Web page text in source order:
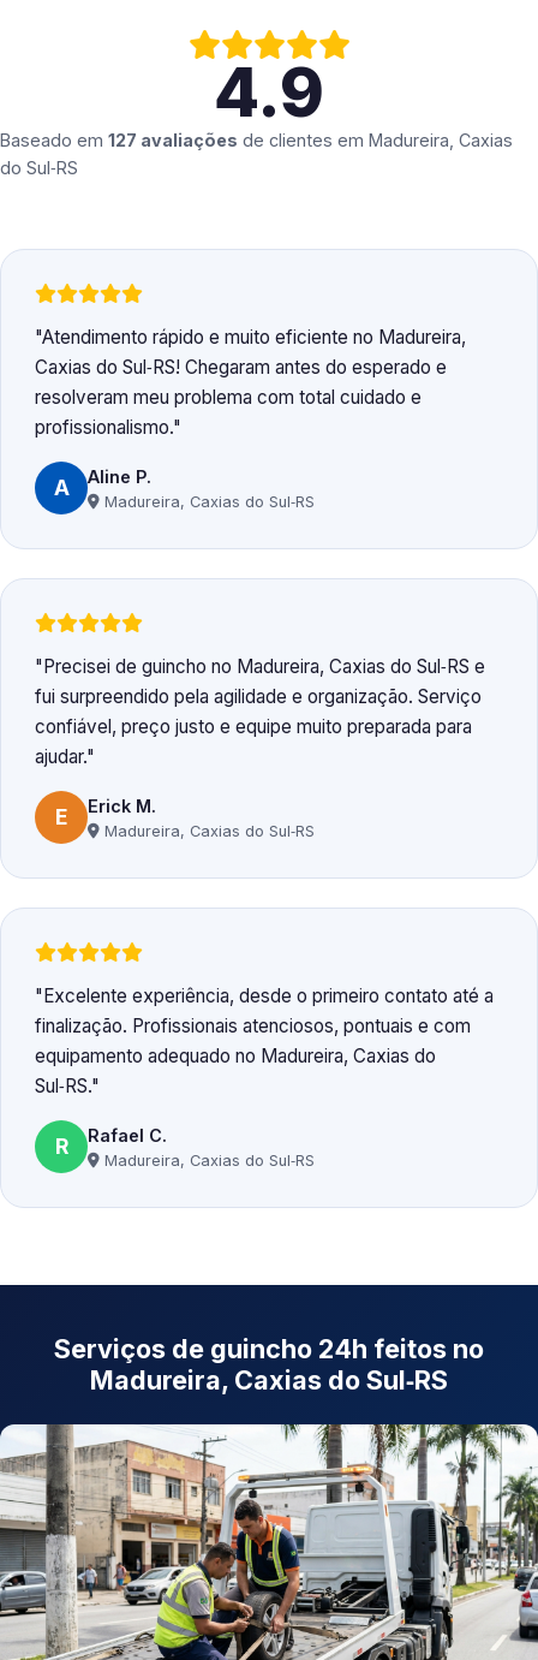
4.9
Baseado em 127 avaliações de clientes em Madureira, Caxias
do Sul‑RS
Atendimento rápido e muito eficiente no Madureira,
Caxias do Sul‑RS! Chegaram antes do esperado e
resolveram meu problema com total cuidado e
profissionalismo.
A Aline P.
Madureira, Caxias do Sul‑RS
Precisei de guincho no Madureira, Caxias do Sul‑RS e
fui surpreendido pela agilidade e organização. Serviço
confiável, preço justo e equipe muito preparada para
ajudar.
E Erick M.
Madureira, Caxias do Sul‑RS
Excelente experiência, desde o primeiro contato até a
finalização. Profissionais atenciosos, pontuais e com
equipamento adequado no Madureira, Caxias do
Sul‑RS.
R Rafael C.
Madureira, Caxias do Sul‑RS
Serviços de guincho 24h feitos no
Madureira, Caxias do Sul‑RS